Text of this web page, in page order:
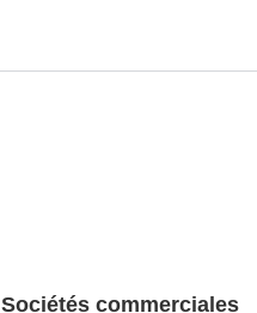
Sociétés commerciales